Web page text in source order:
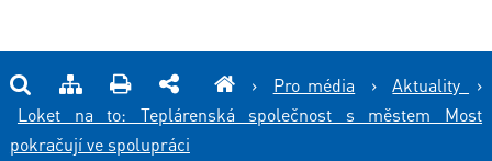
› Pro média › Aktuality
›
Loket na to: Teplárenská společnost s městem Most
pokračují ve spolupráci